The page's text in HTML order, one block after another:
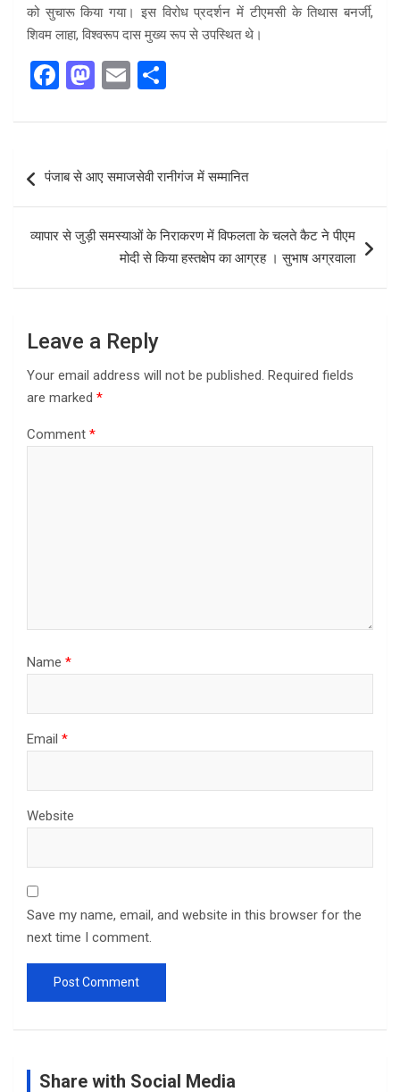
को सुचारू किया गया। इस विरोध प्रदर्शन में टीएमसी के तिथास बनर्जी,
शिवम लाहा, विश्वरूप दास मुख्य रूप से उपस्थित थे।
F
ce
o
o
k
M
st
d
o
n
E
ail ar
e
navigation
पंजाब से आए समाजसेवी रानीगंज में सम्मानित
व्यापार से जुड़ी समस्याओं के निराकरण में विफलता के चलते कैट ने पीएम
मोदी से किया हस्तक्षेप का आग्रह । सुभाष अग्रवाला
Leave a Reply
Your email address will not be published. Required fields
are marked *
Comment *
Name *
Email *
Website
Save my name, email, and website in this browser for the
next time I comment.
Share with Social Media